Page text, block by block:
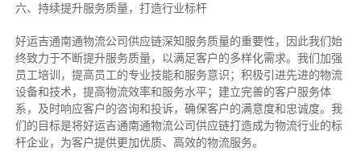
六、持续提升服务质量，打造行业标杆
好运吉通南通物流公司供应链深知服务质量的重要性，因此我们始
终致力于不断提升服务质量，以满足客户的多样化需求。我们加强
员工培训，提高员工的专业技能和服务意识；积极引进先进的物流
设备和技术，提高物流效率和服务水平；建立完善的客户服务体
系，及时响应客户的咨询和投诉，确保客户的满意度和忠诚度。我
们的目标是将好运吉通南通物流公司供应链打造成为物流行业的标
杆企业，为客户提供更加优质、高效的物流服务。